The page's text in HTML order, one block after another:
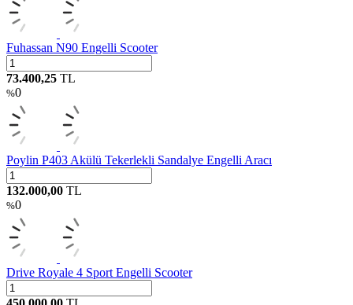
Fuhassan N90 Engelli Scooter
73.400,25 TL
%0
Poylin P403 Akülü Tekerlekli Sandalye Engelli Aracı
132.000,00 TL
%0
Drive Royale 4 Sport Engelli Scooter